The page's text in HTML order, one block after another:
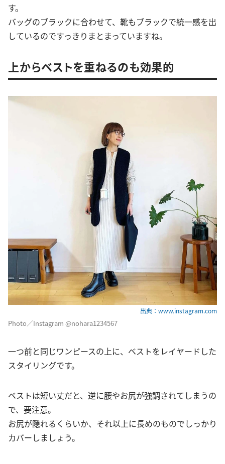
す。
バッグのブラックに合わせて、靴もブラックで統一感を出
しているのですっきりまとまっていますね。
上からベストを重ねるのも効果的
出典：www.instagram.com
Photo／Instagram @nohara1234567
一つ前と同じワンピースの上に、ベストをレイヤードした
スタイリングです。
ベストは短い丈だと、逆に腰やお尻が強調されてしまうの
で、要注意。
お尻が隠れるくらいか、それ以上に長めのものでしっかり
カバーしましょう。